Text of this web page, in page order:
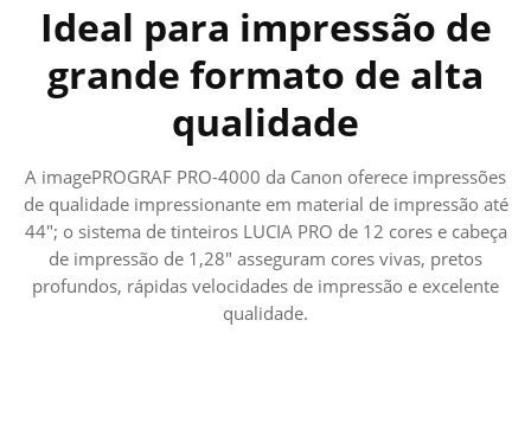
Ideal para impressão de
grande formato de alta
qualidade
A imagePROGRAF PRO-4000 da Canon oferece impressões
de qualidade impressionante em material de impressão até
44"; o sistema de tinteiros LUCIA PRO de 12 cores e cabeça
de impressão de 1,28" asseguram cores vivas, pretos
profundos, rápidas velocidades de impressão e excelente
qualidade.